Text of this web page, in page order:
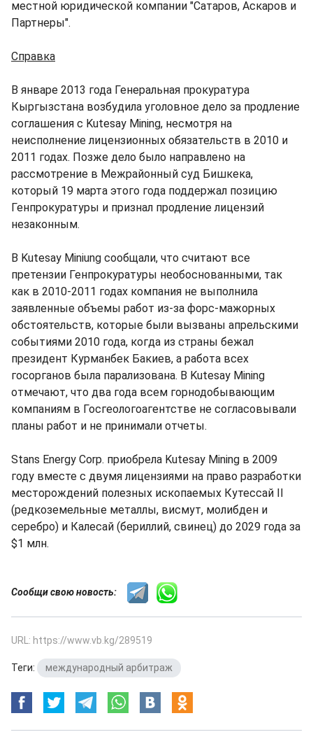
местной юридической компании "Сатаров, Аскаров и
Партнеры".
Справка
В январе 2013 года Генеральная прокуратура
Кыргызстана возбудила уголовное дело за продление
соглашения с Kutesay Mining, несмотря на
неисполнение лицензионных обязательств в 2010 и
2011 годах. Позже дело было направлено на
рассмотрение в Межрайонный суд Бишкека,
который 19 марта этого года поддержал позицию
Генпрокуратуры и признал продление лицензий
незаконным.
В Kutesay Miniung сообщали, что считают все
претензии Генпрокуратуры необоснованными, так
как в 2010-2011 годах компания не выполнила
заявленные объемы работ из-за форс-мажорных
обстоятельств, которые были вызваны апрельскими
событиями 2010 года, когда из страны бежал
президент Курманбек Бакиев, а работа всех
госорганов была парализована. В Kutesay Mining
отмечают, что два года всем горнодобывающим
компаниям в Госгеологоагентстве не согласовывали
планы работ и не принимали отчеты.
Stans Energy Corp. приобрела Kutesay Mining в 2009
году вместе с двумя лицензиями на право разработки
месторождений полезных ископаемых Кутессай II
(редкоземельные металлы, висмут, молибден и
серебро) и Калесай (бериллий, свинец) до 2029 года за
$1 млн.
Сообщи свою новость:
URL: https://www.vb.kg/289519
Теги: международный арбитраж